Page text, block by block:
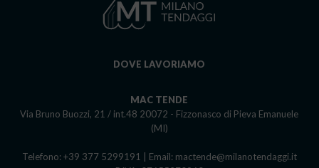
DOVE LAVORIAMO
MAC TENDE
Via Bruno Buozzi, 21 / int.48 20072 - Fizzonasco di Pieva Emanuele
(MI)
Telefono: +39 377 5299191
Email: mactende@milanotendaggi.it